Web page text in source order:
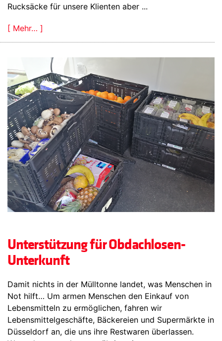
Rucksäcke für unsere Klienten aber ...
[ Mehr… ]
Unterstützung für Obdachlosen-
Unterkunft
Damit nichts in der Mülltonne landet, was Menschen in
Not hilft… Um armen Menschen den Einkauf von
Lebensmitteln zu ermöglichen, fahren wir
Lebensmittelgeschäfte, Bäckereien und Supermärkte in
Düsseldorf an, die uns ihre Restwaren überlassen.